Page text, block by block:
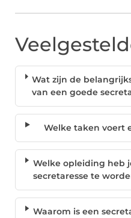
Wat zijn de
van een goede
Welke taken voert
Welke opleiding heb
secretaresse te
Waarom is een